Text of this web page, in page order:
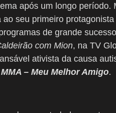
após um longo
seu primeiro
de grande
com Mion, na TV
ativista da causa
MMA – Meu Melhor Amigo.